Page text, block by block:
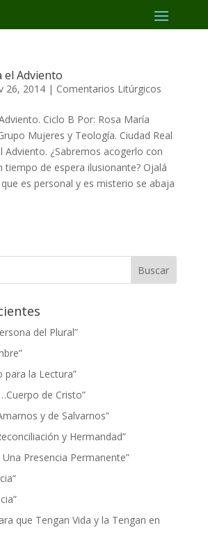
el Adviento
26, 2014| Comentarios Litúrgicos
Ciclo B Por: Rosa María
Mujeres y Teología. Ciudad Real
Adviento. ¿Sabremos acogerlo con
tiempo de espera ilusionante? Ojalá
es personal y es misterio se abaja
del Plural”
para la Lectura”
de Cristo”
y de Salvarnos”
y Hermandad”
Presencia Permanente”
que Tengan Vida y la Tengan en